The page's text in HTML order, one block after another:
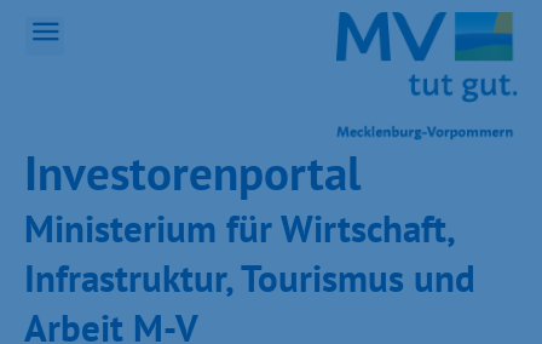
Inves­toren­por­tal
Ministeri­um für Wirt­schaft,
Infra­struk­tur, Tou­ris­mus und
Ar­beit M-V